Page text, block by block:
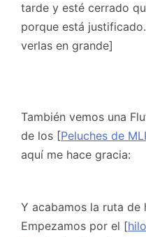
tarde y esté cerrado
porque está
verlas en grande]
También vemos una
de los [Peluches de
aquí me hace gracia:
Y acabamos la ruta de
Empezamos por el [